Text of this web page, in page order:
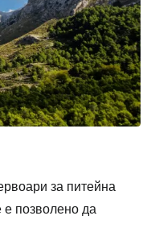
за питейна
е позволено да